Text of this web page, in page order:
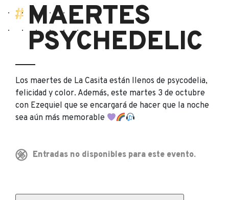
MAERTES
PSYCHEDELIC
Los maertes de La Casita están llenos de psycodelia,
felicidad y color. Además, este martes 3 de octubre
con Ezequiel que se encargará de hacer que la noche
sea aún más memorable
Entradas no disponibles para este evento.